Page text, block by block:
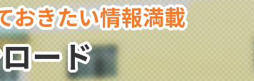
おきたい情報満載
ード